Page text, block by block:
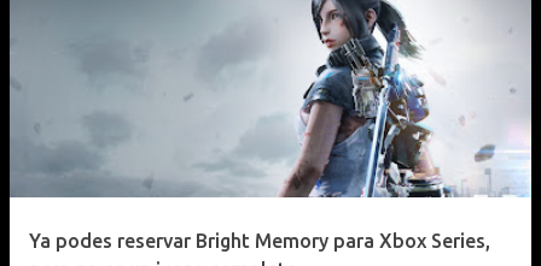
n
Ya podes reservar Bright Memory para Xbox Series,